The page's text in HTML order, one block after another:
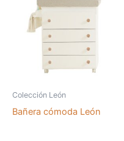
Colección León
Bañera cómoda León